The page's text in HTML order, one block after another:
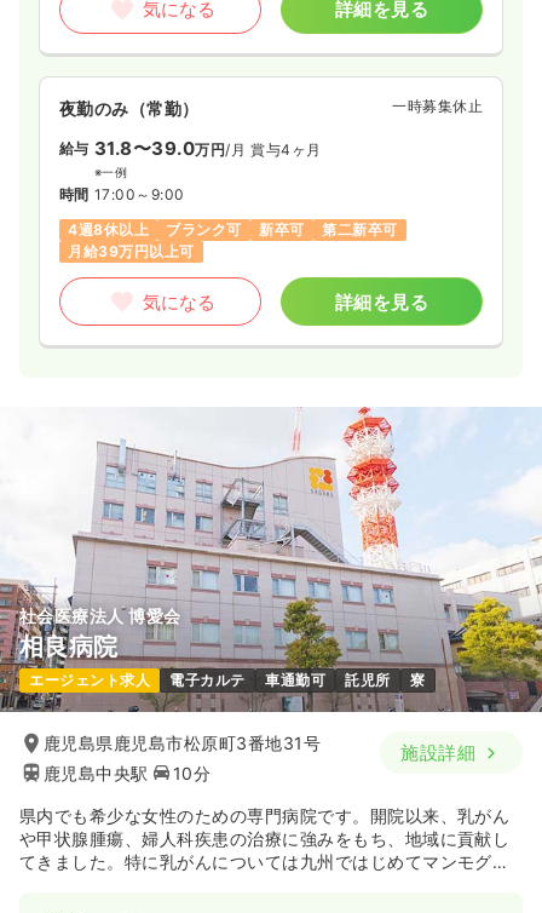
気になる 詳細を見る
夜勤のみ（常勤） 一時募集休止
給与 31.8〜39.0万円/月 賞与4ヶ月
※一例
時間 17:00～9:00
4週8休以上
ブランク可 新卒可
第二新卒可
月給39万円以上可
気になる 詳細を見る
社会医療法人 博愛会
相良病院
エージェント求人 電子カルテ 車通勤可 託児所 寮
鹿児島県鹿児島市松原町3番地31号
鹿児島中央駅
10分
施設詳細
県内でも希少な女性のための専門病院です。開院以来、乳がん
や甲状腺腫瘍、婦人科疾患の治療に強みをもち、地域に貢献し
てきました。特に乳がんについては九州ではじめてマンモグラ